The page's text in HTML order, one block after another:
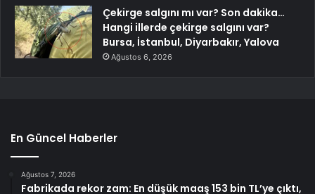
Çekirge salgını mı var? Son dakika…
Hangi illerde çekirge salgını var?
Bursa, İstanbul, Diyarbakır, Yalova
Ağustos 6, 2026
En Güncel Haberler
Ağustos 7, 2026
Fabrikada rekor zam: En düşük maaş 153 bin TL’ye çıktı,